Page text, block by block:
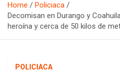
Home
Policiaca
Decomisan en Durango y
heroína y cerca de 50 kilos de
POLICIACA